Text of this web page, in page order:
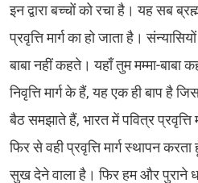
इन द्वारा बच्चों को रचा है। यह सब
प्रवृत्ति मार्ग का हो जाता है।
बाबा नहीं कहते। यहाँ तुम मम्मा-
निवृत्ति मार्ग के हैं, यह एक ही बाप है
बैठ समझाते हैं, भारत में पवित्र प्रवृत्ति
फिर से वही प्रवृत्ति मार्ग स्थापन
सुख देने वाला है। फिर हम और पुराने